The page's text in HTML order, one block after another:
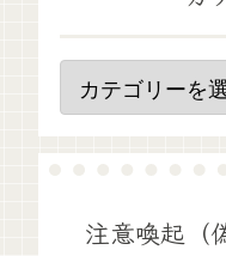
注意喚起（